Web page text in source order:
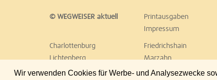
Wir verwenden Cookies für Werbe- und Analysezwecke
© WEGWEISER aktuell Printausgaben
Impressum
Charlottenburg Friedrichshain
Lichtenberg
Marzahn
Reinickendorf
Schöneberg